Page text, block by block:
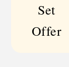
Set
Offer